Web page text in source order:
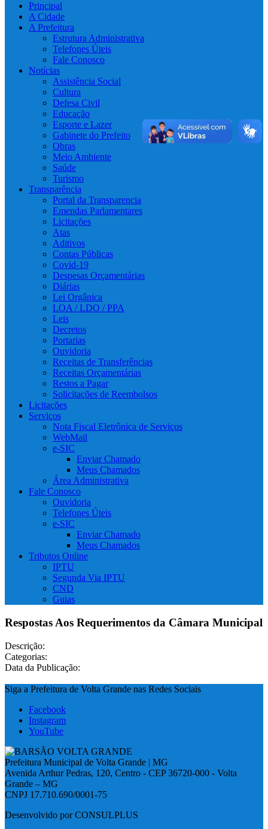
Principal
A Cidade
A Prefeitura
Estrutura Administrativa
Telefones Úteis
Fale Conosco
Notícias
Assistência Social
Cultura
Defesa Civil
Educação
Esporte e Lazer
Gabinete do Prefeito
Obras
Meio Ambiente
Saúde
Turismo
Transparência
Portal da Transparencia
Emendas Parlamentares
Licitações
Atas
Aditivos
Contas Públicas
Covid-19
Despesas Orçamentárias
Diárias
Lei Orgânica
LOA / LDO / PPA
Leis
Decretos
Portarias
Ouvidoria
Receitas de Transferências
Receitas Orçamentárias
Restos a Pagar
Solicitações de Reembolsos
Licitações
Serviços
Nota Fiscal Eletrônica de Serviços
WebMail
e-SIC
Enviar Chamado
Meus Chamados
Área Administrativa
Fale Conosco
Ouvidoria
Telefones Úteis
e-SIC
Enviar Chamado
Meus Chamados
Tributos Online
IPTU
Segunda Via IPTU
CND
Guias
Respostas Aos Requerimentos da Câmara Municipal
Descrição:
Categorias:
Data da Publicação:
Siga a Prefeitura de Volta Grande nas Redes Sociais
Facebook
Instagram
YouTube
Prefeitura Municipal de Volta Grande | MG
Avenida Arthur Pedras, 120, Centro - CEP 36720-000 - Volta
Grande – MG
CNPJ 17.710.690/0001-75
Desenvolvido por CONSULPLUS